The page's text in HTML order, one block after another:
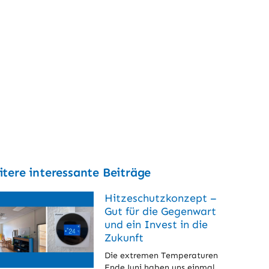
interessante Beiträge
Hitzeschutzkonzept –
Gut für die Gegenwart
und ein Invest in die
Zukunft
Die extremen Temperaturen